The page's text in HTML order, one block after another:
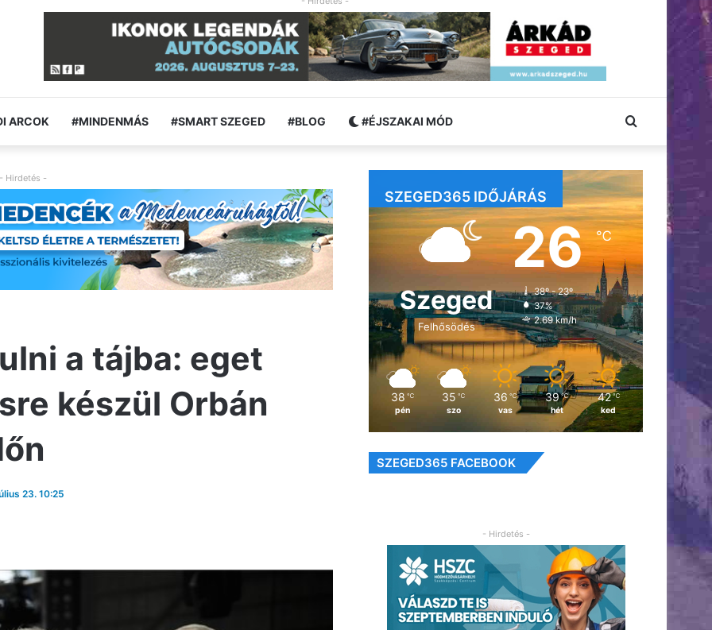
ARCOK #MINDENMÁS #SMART SZEGED #BLOG #ÉJSZAKAI MÓD Keresés:
- Hirdetés -
a tájba: eget
készül Orbán
23. 10:25
SZEGED365 IDŐJÁRÁS
Szeged
Felhősödés
26℃
38º - 23º
37%
2.69 km/h
38 ℃
pén
35 ℃
szo
36 ℃
vas
39 ℃
hét
42 ℃
ked
SZEGED365 FACEBOOK
- Hirdetés -